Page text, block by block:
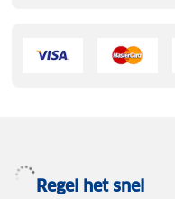
Regel het snel